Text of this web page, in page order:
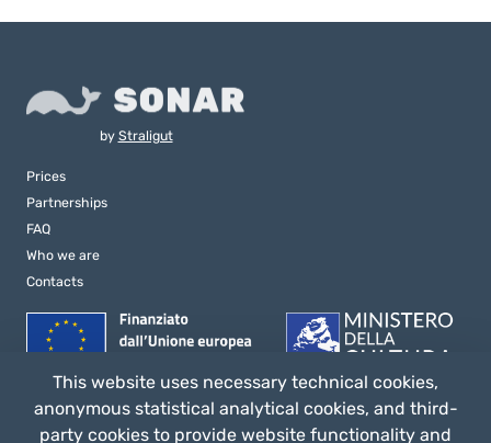
by Straligut
Prices
Partnerships
FAQ
Who we are
Contacts
This website uses necessary technical cookies,
anonymous statistical analytical cookies, and third-
party cookies to provide website functionality and